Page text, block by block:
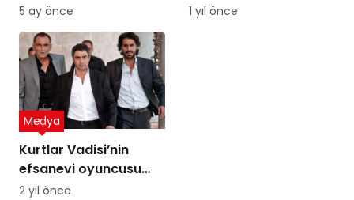
yerleşen parazit,
görme kaybına yol
açıyor
5 ay önce
Diyetisyenler Günü’ne
1 yıl önce
Kurtlar Vadisi’nin
efsanevi oyuncusu
ekranlara dönüyor!
Medya
2 yıl önce